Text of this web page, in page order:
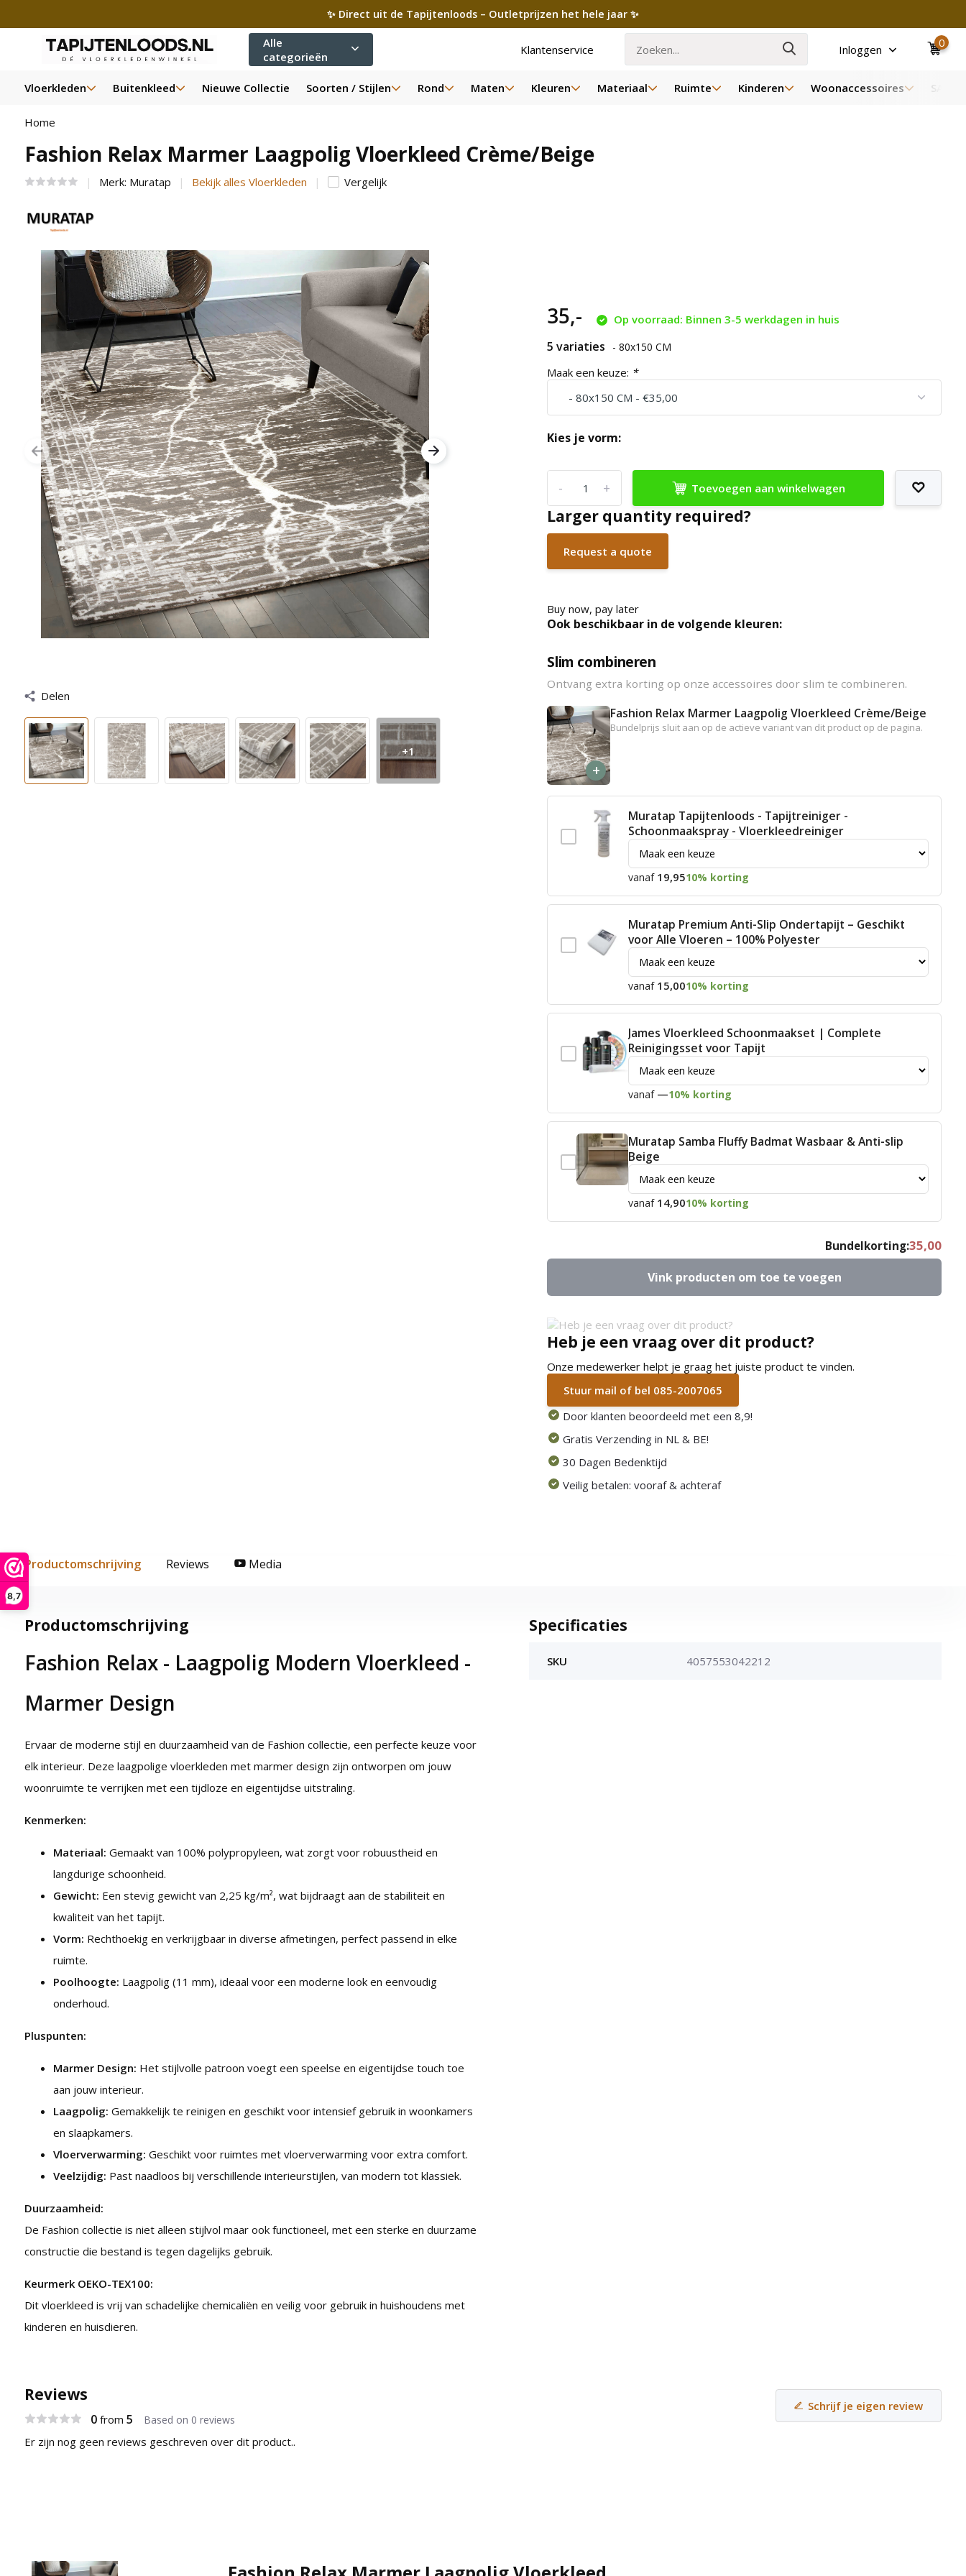
8,7
✨ Direct uit de Tapijtenloods – Outletprijzen het hele jaar ✨
Alle
categorieën
Klantenservice Inloggen 0
Vloerkleden Buitenkleed Nieuwe Collectie Soorten / Stijlen Rond Maten Kleuren Materiaal Ruimte Kinderen Woonaccessoires SALE
Home
Fashion Relax Marmer Laagpolig Vloerkleed Crème/Beige
Merk: Muratap Bekijk alles Vloerkleden Vergelijk
Delen
+1
35,- Op voorraad: Binnen 3-5 werkdagen in huis
5 variaties - 80x150 CM
Maak een keuze: *
Kies je vorm:
+
- Toevoegen aan winkelwagen
Larger quantity required?
Request a quote
Buy now, pay later
Ook beschikbaar in de volgende kleuren:
Slim combineren
Ontvang extra korting op onze accessoires door slim te combineren.
+
Fashion Relax Marmer Laagpolig Vloerkleed Crème/Beige
Bundelprijs sluit aan op de actieve variant van dit product op de pagina.
Muratap Tapijtenloods - Tapijtreiniger -
Schoonmaakspray - Vloerkleedreiniger
vanaf 19,9510% korting
Muratap Premium Anti-Slip Ondertapijt – Geschikt
voor Alle Vloeren – 100% Polyester
vanaf 15,0010% korting
James Vloerkleed Schoonmaakset | Complete
Reinigingsset voor Tapijt
vanaf —10% korting
Muratap Samba Fluffy Badmat Wasbaar & Anti-slip
Beige
vanaf 14,9010% korting
Bundelkorting:35,00
Vink producten om toe te voegen
Heb je een vraag over dit product?
Onze medewerker helpt je graag het juiste product te vinden.
Stuur mail of bel 085-2007065
Door klanten beoordeeld met een 8,9!
Gratis Verzending in NL & BE!
30 Dagen Bedenktijd
Veilig betalen: vooraf & achteraf
Productomschrijving Reviews Media
Productomschrijving
Fashion Relax - Laagpolig Modern Vloerkleed -
Marmer Design
Ervaar de moderne stijl en duurzaamheid van de Fashion collectie, een perfecte keuze voor
elk interieur. Deze laagpolige vloerkleden met marmer design zijn ontworpen om jouw
woonruimte te verrijken met een tijdloze en eigentijdse uitstraling.
Kenmerken:
Materiaal: Gemaakt van 100% polypropyleen, wat zorgt voor robuustheid en
langdurige schoonheid.
Gewicht: Een stevig gewicht van 2,25 kg/m², wat bijdraagt aan de stabiliteit en
kwaliteit van het tapijt.
Vorm: Rechthoekig en verkrijgbaar in diverse afmetingen, perfect passend in elke
ruimte.
Poolhoogte: Laagpolig (11 mm), ideaal voor een moderne look en eenvoudig
onderhoud.
Pluspunten:
Marmer Design: Het stijlvolle patroon voegt een speelse en eigentijdse touch toe
aan jouw interieur.
Laagpolig: Gemakkelijk te reinigen en geschikt voor intensief gebruik in woonkamers
en slaapkamers.
Vloerverwarming: Geschikt voor ruimtes met vloerverwarming voor extra comfort.
Veelzijdig: Past naadloos bij verschillende interieurstijlen, van modern tot klassiek.
Duurzaamheid:
De Fashion collectie is niet alleen stijlvol maar ook functioneel, met een sterke en duurzame
constructie die bestand is tegen dagelijks gebruik.
Keurmerk OEKO-TEX100:
Dit vloerkleed is vrij van schadelijke chemicaliën en veilig voor gebruik in huishoudens met
kinderen en huisdieren.
Specificaties
SKU 4057553042212
Reviews
0from 5 Based on 0 reviews
Schrijf je eigen review
Er zijn nog geen reviews geschreven over dit product..